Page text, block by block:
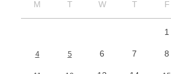
M T W T F
1
4 5 6 7 8